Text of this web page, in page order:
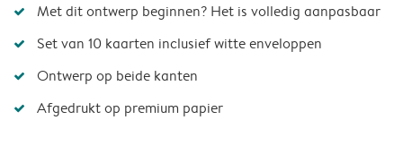
Met dit ontwerp beginnen? Het is volledig aanpasbaar
Set van 10 kaarten inclusief witte enveloppen
Ontwerp op beide kanten
Afgedrukt op premium papier